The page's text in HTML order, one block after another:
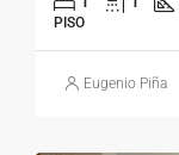
PISO
Eugenio Piña